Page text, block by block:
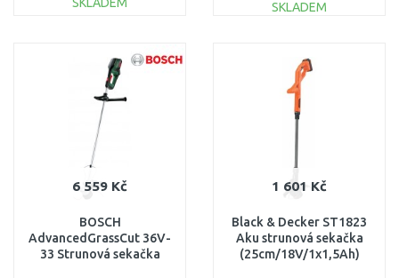
Porovnat
SKLADEM
Porovnat
6 559 Kč
BOSCH
AdvancedGrassCut 36V-
33 Strunová sekačka
1 601 Kč
Black & Decker ST1823
Aku strunová sekačka
(25cm/18V/1x1,5Ah)